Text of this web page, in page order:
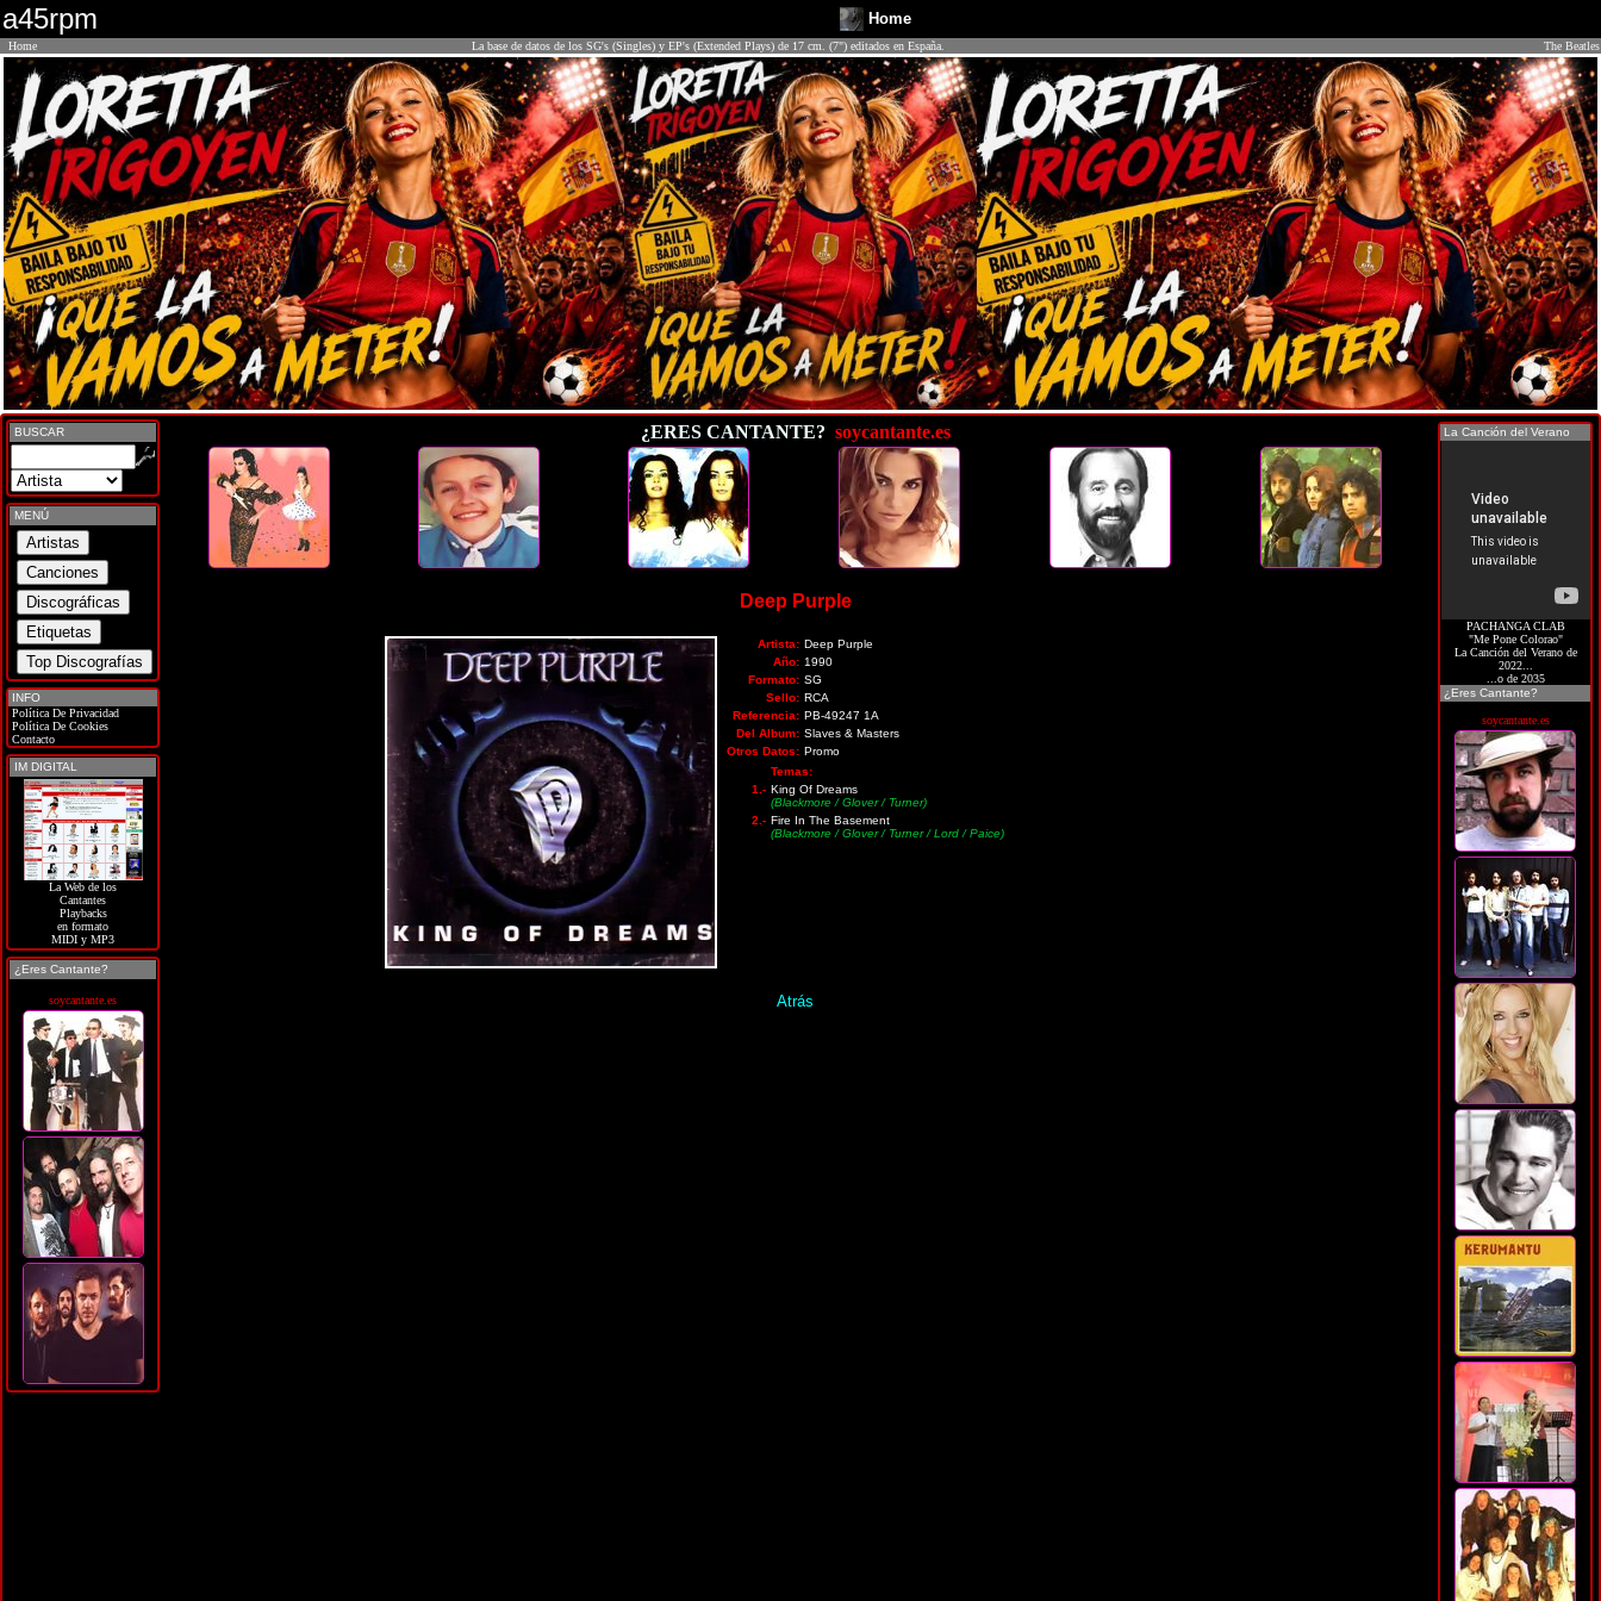
a45rpm Home
Home La base de datos de los SG's (Singles) y EP's (Extended Plays) de 17 cm. (7") editados en España. The Beatles
BUSCAR
MENÚ
INFO
Política De Privacidad
Política De Cookies
Contacto
IM DIGITAL
La Web de los
Cantantes
Playbacks
en formato
MIDI y MP3
¿Eres Cantante?
soycantante.es
¿ERES CANTANTE? soycantante.es
Deep Purple
Artista: Deep Purple
Año: 1990
Formato: SG
Sello: RCA
Referencia: PB-49247 1A
Del Album: Slaves & Masters
Otros Datos: Promo
Temas:
1.- King Of Dreams
(Blackmore / Glover / Turner)
2.- Fire In The Basement
(Blackmore / Glover / Turner / Lord / Paice)
Atrás
La Canción del Verano
PACHANGA CLAB
"Me Pone Colorao"
La Canción del Verano de
2022...
...o de 2035
¿Eres Cantante?
soycantante.es